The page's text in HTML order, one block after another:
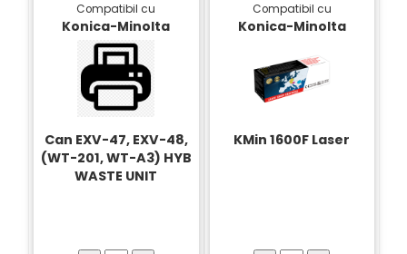
Compatibil cu
Konica-Minolta
Can EXV-47, EXV-48,
(WT-201, WT-A3) HYB
WASTE UNIT
Compatibil cu
Konica-Minolta
KMin 1600F Laser